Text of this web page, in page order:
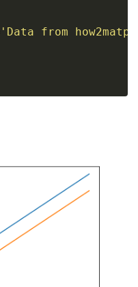
'Data from